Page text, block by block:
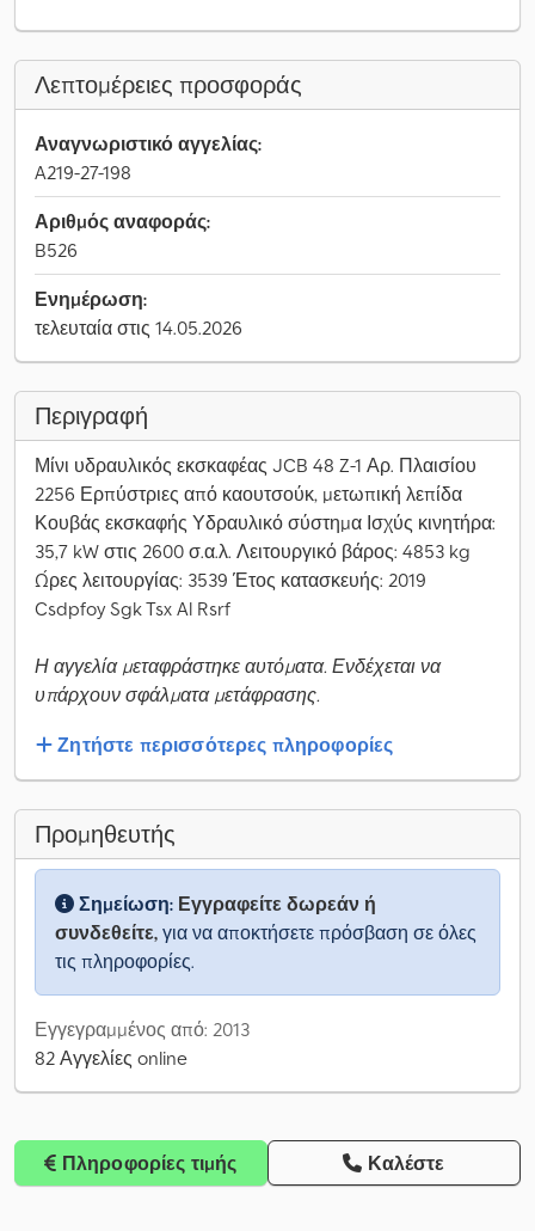
Λεπτομέρειες προσφοράς
Αναγνωριστικό αγγελίας:
A219-27-198
Αριθμός αναφοράς:
B526
Ενημέρωση:
τελευταία στις 14.05.2026
Περιγραφή
Μίνι υδραυλικός εκσκαφέας JCB 48 Z-1 Αρ. Πλαισίου
2256 Ερπύστριες από καουτσούκ, μετωπική λεπίδα
Κουβάς εκσκαφής Υδραυλικό σύστημα Ισχύς κινητήρα:
35,7 kW στις 2600 σ.α.λ. Λειτουργικό βάρος: 4853 kg
Ώρες λειτουργίας: 3539 Έτος κατασκευής: 2019
Csdpfoy Sgk Tsx Al Rsrf
Η αγγελία μεταφράστηκε αυτόματα. Ενδέχεται να
υπάρχουν σφάλματα μετάφρασης.
Ζητήστε περισσότερες πληροφορίες
Προμηθευτής
Σημείωση: Εγγραφείτε δωρεάν ή
συνδεθείτε, για να αποκτήσετε πρόσβαση σε όλες
τις πληροφορίες.
Εγγεγραμμένος από: 2013
82 Αγγελίες online
Πληροφορίες τιμής Καλέστε